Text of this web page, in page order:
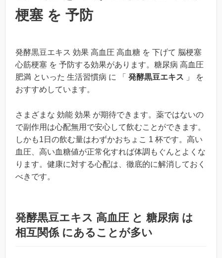
梗塞 を 予防
発酵黒豆エキス 効果 高血圧 高血糖 を 下げて 脳梗塞
心筋梗塞 を 予防する効果があります。糖尿病 高血圧
肥満 といった 生活習慣病 に 「 発酵黒豆エキス 」 を
おすすめしています。
さまざまな 効能 効果 が期待できます。薬ではないの
で副作用は心配無用で安心して飲むことができます。
しかも1日の飲む量はわずかおちょこ 1 杯です。高い
血圧、高い血糖値が正常化すれば体調もぐんとよくな
ります。健康に対する心配は、徹底的に解消しておく
べきです。
発酵黒豆エキス 高血圧 と 糖尿病 は
相互関係 にあることが多い